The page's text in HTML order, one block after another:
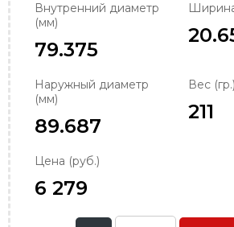
Внутренний диаметр
(мм)
79.375
Наружный диаметр
(мм)
89.687
Вес (гр.)
211
Цена (руб.)
6 279